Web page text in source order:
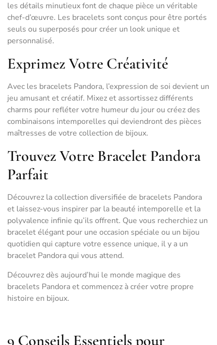
les détails minutieux font de chaque pièce un véritable
chef-d’œuvre. Les bracelets sont conçus pour être portés
seuls ou superposés pour créer un look unique et
personnalisé.
Exprimez Votre Créativité
Avec les bracelets Pandora, l’expression de soi devient un
jeu amusant et créatif. Mixez et assortissez différents
charms pour refléter votre humeur du jour ou créez des
combinaisons intemporelles qui deviendront des pièces
maîtresses de votre collection de bijoux.
Trouvez Votre Bracelet Pandora
Parfait
Découvrez la collection diversifiée de bracelets Pandora
et laissez-vous inspirer par la beauté intemporelle et la
polyvalence infinie qu’ils offrent. Que vous recherchiez un
bracelet élégant pour une occasion spéciale ou un bijou
quotidien qui capture votre essence unique, il y a un
bracelet Pandora qui vous attend.
Découvrez dès aujourd’hui le monde magique des
bracelets Pandora et commencez à créer votre propre
histoire en bijoux.
9 Conseils Essentiels pour